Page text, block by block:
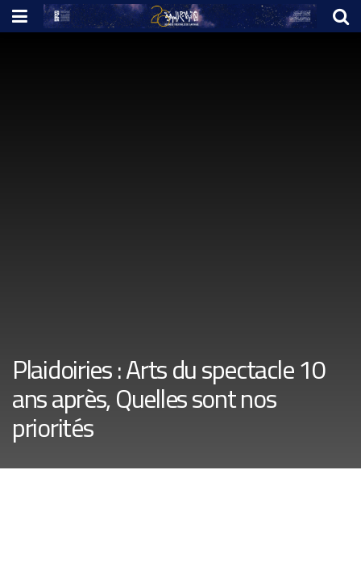
Plaidoiries : Arts du spectacle 10
ans après, Quelles sont nos
priorités